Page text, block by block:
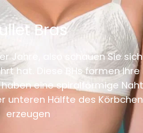
Bras
Jahre, also schauen Sie
hat. Diese BHs formen
eine spiralförmige
unteren Hälfte des
erzeugen